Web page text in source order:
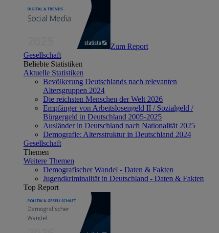
Zum Report
Gesellschaft
Beliebte Statistiken
Aktuelle Statistiken
Bevölkerung Deutschlands nach relevanten
Altersgruppen 2024
Die reichsten Menschen der Welt 2026
Empfänger von Arbeitslosengeld II / Sozialgeld /
Bürgergeld in Deutschland 2005-2025
Ausländer in Deutschland nach Nationalität 2025
Demografie: Altersstruktur in Deutschland 2024
Gesellschaft
Themen
Weitere Themen
Demografischer Wandel - Daten & Fakten
Jugendkriminalität in Deutschland - Daten & Fakten
Top Report